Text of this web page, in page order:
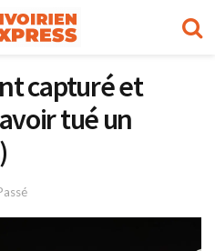
capturé et
tué un